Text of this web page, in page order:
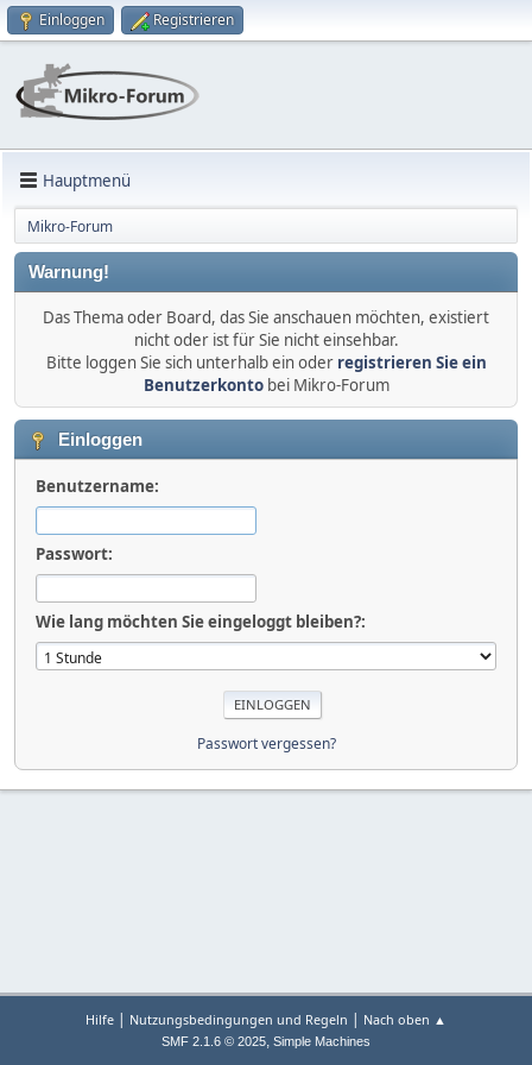
Einloggen Registrieren
Hauptmenü
Mikro-Forum
Warnung!
Das Thema oder Board, das Sie anschauen möchten, existiert
nicht oder ist für Sie nicht einsehbar.
Bitte loggen Sie sich unterhalb ein oder registrieren Sie ein
Benutzerkontobei Mikro-Forum
Einloggen
Benutzername:
Passwort:
Wie lang möchten Sie eingeloggt bleiben?:
Passwort vergessen?
Hilfe | Nutzungsbedingungen und Regeln | Nach oben ▲
SMF 2.1.6 © 2025, Simple Machines